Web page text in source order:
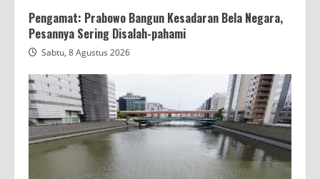
Pengamat: Prabowo Bangun Kesadaran Bela Negara,
Pesannya Sering Disalah-pahami
Sabtu, 8 Agustus 2026